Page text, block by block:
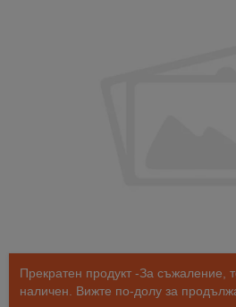
Прекратен продукт -За съжаление,
наличен. Вижте по-долу за